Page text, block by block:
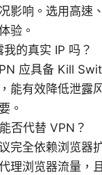
影响。选用高速
验。
的真实 IP 吗？
应具备 Kill
能有效降低泄露
。
否代替 VPN？
完全依赖浏览器
理浏览器流量，